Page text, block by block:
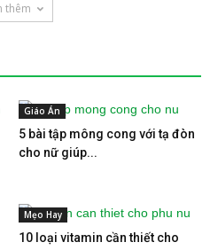
thêm
Giáo Án
5 bài tập mông cong với tạ đòn
cho nữ giúp...
Mẹo Hay
10 loại vitamin cần thiết cho